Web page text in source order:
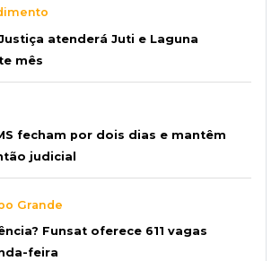
atenderá Juti e Laguna
mês
fecham por dois dias e mantêm
judicial
Grande
Funsat oferece 611 vagas
feira